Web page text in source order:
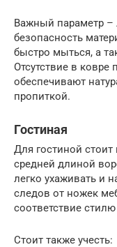
Важный параметр –
безопасность
быстро мыться, а
Отсутствие в
обеспечивают
пропиткой.
Гостиная
Для гостиной
средней длиной
легко ухаживать и
следов от ножек
соответствие
Стоит также учесть: